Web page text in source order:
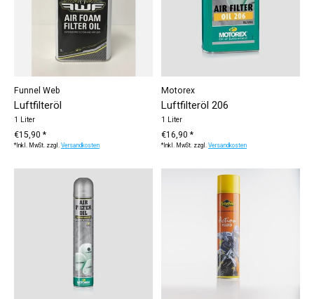
Funnel Web
Luftfilteröl
1 Liter
€15,90 *
*Inkl. MwSt. zzgl.Versandkosten
Motorex
Luftfilteröl 206
1 Liter
€16,90 *
*Inkl. MwSt. zzgl.Versandkosten